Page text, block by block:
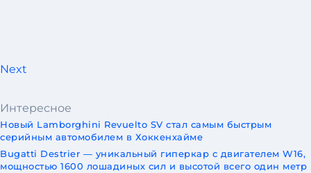
Next
Интересное
Новый Lamborghini Revuelto SV стал самым быстрым
серийным автомобилем в Хоккенхайме
Bugatti Destrier — уникальный гиперкар с двигателем W16,
мощностью 1600 лошадиных сил и высотой всего один метр